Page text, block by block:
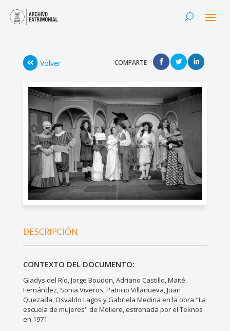
Volver COMPARTE
DESCRIPCIÓN
CONTEXTO DEL DOCUMENTO:
Gladys del Río, Jorge Boudon, Adriano Castillo, Maité
Fernández, Sonia Viveros, Patricio Villanueva, Juan
Quezada, Osvaldo Lagos y Gabriela Medina en la obra "La
escuela de mujeres" de Moliere, estrenada por el Teknos
en 1971.